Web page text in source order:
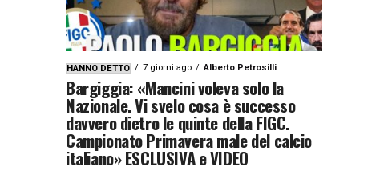
HANNO DETTO 7 giorni ago Alberto Petrosilli
Bargiggia: «Mancini voleva solo la
Nazionale. Vi svelo cosa è successo
davvero dietro le quinte della FIGC.
Campionato Primavera male del calcio
italiano» ESCLUSIVA e VIDEO